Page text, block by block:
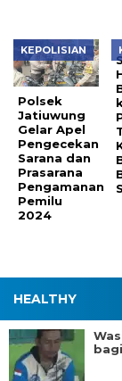
KEPOLISIAN
Polsek
Jatiuwung
Gelar Apel
Pengecekan
Sarana dan
Prasarana
Pengamanan
Pemilu
2024
HEALTHY